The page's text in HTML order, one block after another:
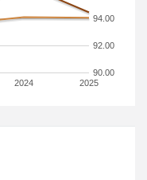
2024 2025
90.00
92.00
94.00